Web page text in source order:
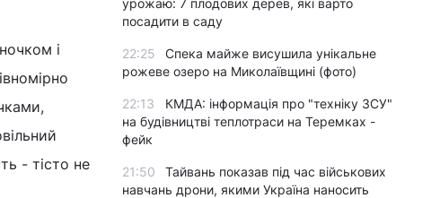
і
- тісто не
урожаю: 7 плодових дерев, які варто
посадити в саду
22:25
Спека майже висушила унікальне
рожеве озеро на Миколаївщині (фото)
22:13
КМДА: інформація про "техніку ЗСУ"
на будівництві теплотраси на Теремках -
фейк
21:50
Тайвань показав під час військових
навчань дрони, якими Україна наносить